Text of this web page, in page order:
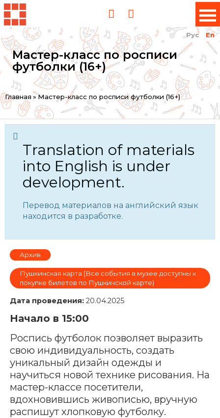
Рус En
Мастер-класс по росписи
футболки (16+)
You
are
here
Главная »Мастер-класс по росписи футболки (16+)
Translation of materials
into English is under
development.
Перевод материалов на английский язык
находится в разработке.
Архив
Пушкинская карта (Все события в музее доступны к
покупке билетов по Пушкинской карте)
Дата проведения: 20.04.2025
Начало в 15:00
Роспись футболок позволяет выразить
свою индивидуальность, создать
уникальный дизайн одежды и
научиться новой технике рисования. На
мастер-классе посетители,
вдохновившись живописью, вручную
распишут хлопковую футболку.